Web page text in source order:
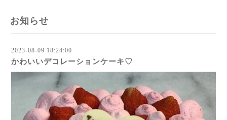
お知らせ
2023-08-09 18:24:00
かわいいデコレーションケーキ♡